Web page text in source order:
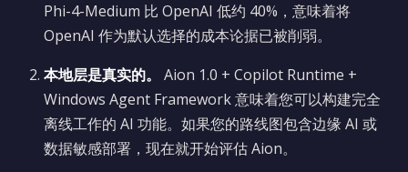
Phi-4-Medium 比 OpenAI 低约 40%，意味着将
OpenAI 作为默认选择的成本论据已被削弱。
本地层是真实的。
Aion 1.0 + Copilot Runtime +
Windows Agent Framework 意味着您可以构建完全
离线工作的 AI 功能。如果您的路线图包含边缘 AI 或
数据敏感部署，现在就开始评估 Aion。